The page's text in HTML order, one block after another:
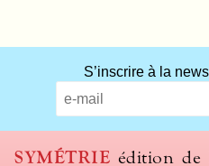
S’inscrire à la
SYMÉTRIE édition de